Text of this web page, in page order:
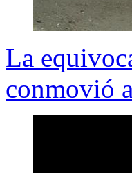
La
conmovió